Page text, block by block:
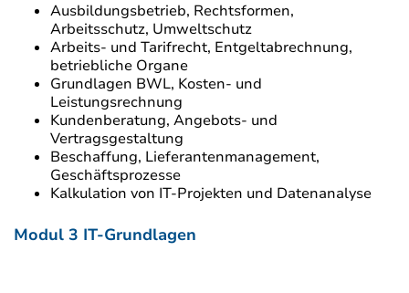
Ausbildungsbetrieb, Rechtsformen,
Arbeitsschutz, Umweltschutz
Arbeits- und Tarifrecht, Entgeltabrechnung,
betriebliche Organe
Grundlagen BWL, Kosten- und
Leistungsrechnung
Kundenberatung, Angebots- und
Vertragsgestaltung
Beschaffung, Lieferantenmanagement,
Geschäftsprozesse
Kalkulation von IT-Projekten und Datenanalyse
Modul 3 IT-Grundlagen